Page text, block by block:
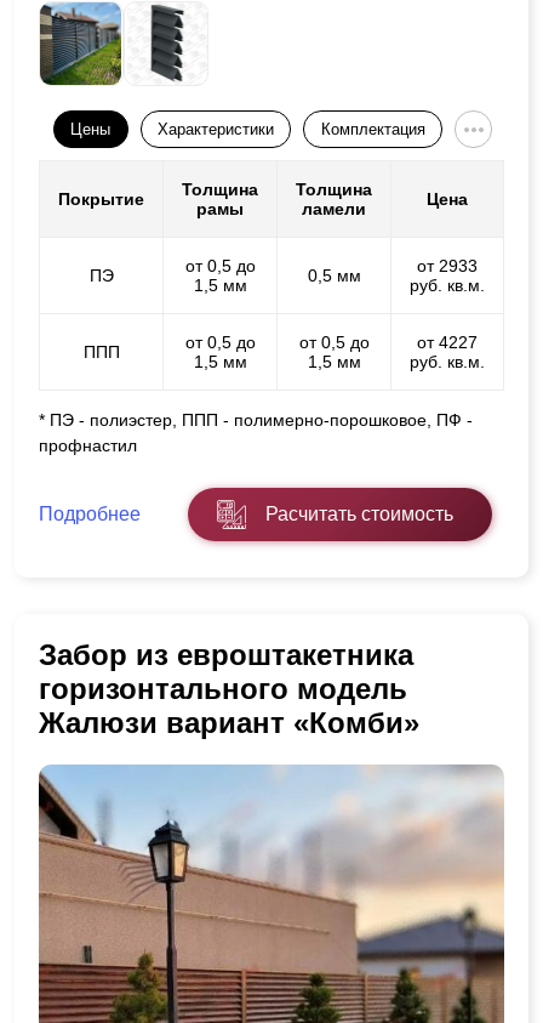
Цены Характеристики Комплектация
Покрытие
Толщина
рамы
Толщина
ламели
Цена
ПЭ
от 0,5 до
1,5 мм
0,5 мм
от 2933
руб. кв.м.
ППП
от 0,5 до
1,5 мм
от 0,5 до
1,5 мм
от 4227
руб. кв.м.
* ПЭ - полиэстер, ППП - полимерно-порошковое, ПФ -
профнастил
Подробнее Расчитать стоимость
Забор из евроштакетника
горизонтального модель
Жалюзи вариант «Комби»